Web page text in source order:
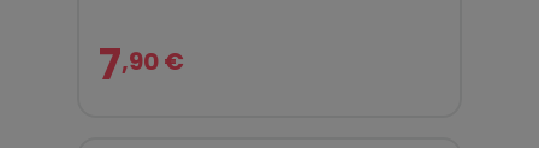
7,90 €